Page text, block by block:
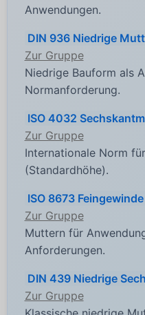
Anwendungen.
DIN 936 Niedrige
Zur Gruppe
Niedrige Bauform als
Normanforderung.
ISO 4032
Zur Gruppe
Internationale Norm
(Standardhöhe).
ISO 8673
Zur Gruppe
Muttern für
Anforderungen.
DIN 439 Niedrige
Zur Gruppe